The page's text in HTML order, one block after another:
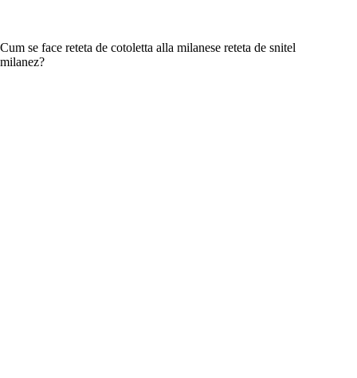
Cum se face reteta de cotoletta alla milanese reteta de snitel
milanez?